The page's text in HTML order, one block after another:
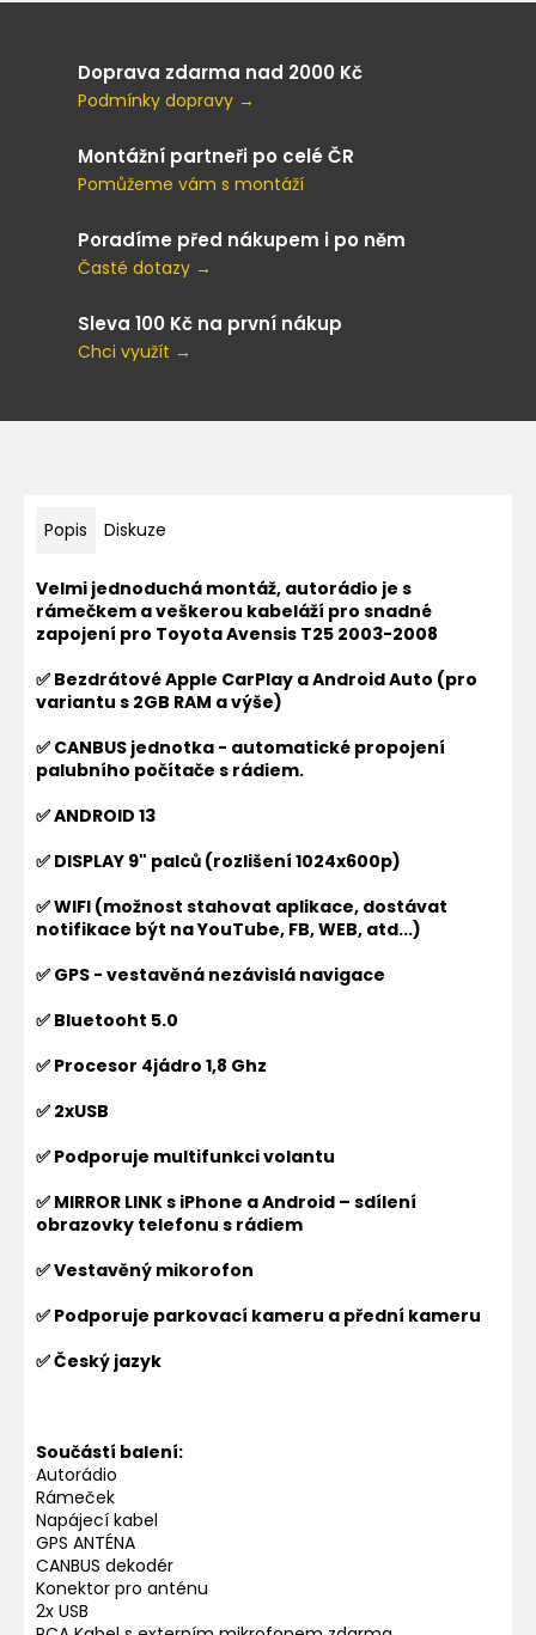
Doprava zdarma nad 2000 Kč
Podmínky dopravy →
Montážní partneři po celé ČR
Pomůžeme vám s montáží
Poradíme před nákupem i po něm
Časté dotazy →
Sleva 100 Kč na první nákup
Chci využít →
Popis Diskuze
Velmi jednoduchá montáž, autorádio je s
rámečkem a veškerou kabeláží pro snadné
zapojení pro Toyota Avensis T25 2003-2008
✅ Bezdrátové Apple CarPlay a Android Auto (pro
variantu s 2GB RAM a výše)
✅ CANBUS jednotka - automatické propojení
palubního počítače s rádiem.
✅ ANDROID 13
✅ DISPLAY 9" palců (rozlišení 1024x600p)
✅ WIFI (možnost stahovat aplikace, dostávat
notifikace být na YouTube, FB, WEB, atd...)
✅ GPS - vestavěná nezávislá navigace
✅ Bluetooht 5.0
✅ Procesor 4jádro 1,8 Ghz
✅ 2xUSB
✅ Podporuje multifunkci volantu
✅ MIRROR LINK s iPhone a Android – sdílení
obrazovky telefonu s rádiem
✅ Vestavěný mikorofon
✅ Podporuje parkovací kameru a přední kameru
✅ Český jazyk
Součástí balení:
Autorádio
Rámeček
Napájecí kabel
GPS ANTÉNA
CANBUS dekodér
Konektor pro anténu
2x USB